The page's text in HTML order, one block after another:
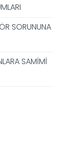
SORUNUNA
SAMİMİ